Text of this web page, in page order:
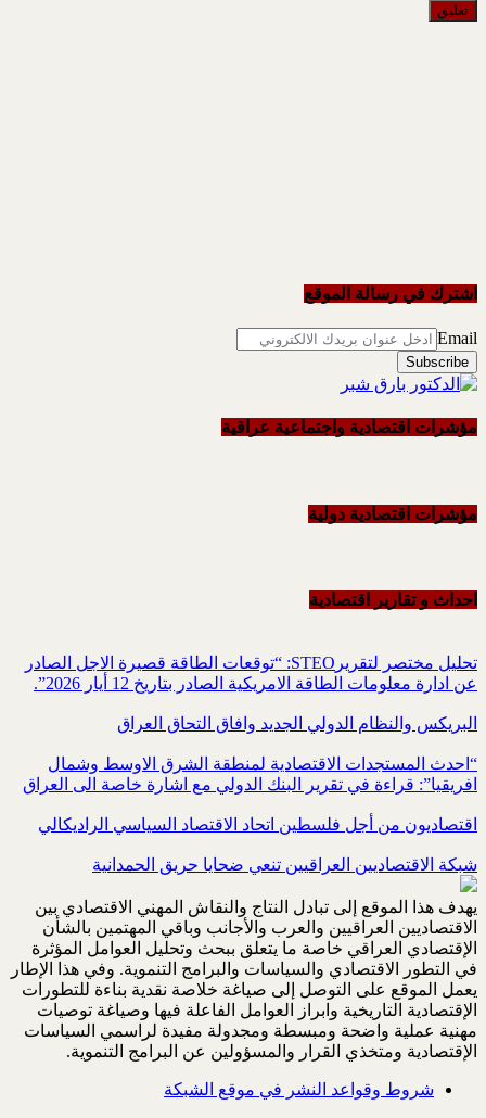
اشترك في رسالة الموقع
Email
مؤشرات اقتصادية واجتماعية عراقية
مؤشرات اقتصادية دولية
احداث و تقاریر اقتصادیة
تحليل مختصر لتقريرSTEO‏: “توقعات الطاقة قصيرة الاجل الصادر
عن ادارة معلومات الطاقة الامريكية ‏الصادر بتاريخ 12 أيار 2026”.‏
البريكس والنظام الدولي الجديد وافاق التحاق العراق
“احدث المستجدات الاقتصادية لمنطقة الشرق الاوسط وشمال
افريقيا”: قراءة في تقرير البنك الدولي مع اشارة خاصة الى العراق
اقتصاديون من أجل فلسطين اتحاد الاقتصاد السياسي الراديكالي
شبكة الاقتصاديين العراقيين تنعي ضحايا حريق الحمدانية
يهدف هذا الموقع إلى تبادل النتاج والنقاش المهني الاقتصادي بين
الاقتصاديين العراقيين والعرب والأجانب وباقي المهتمين بالشأن
الإقتصادي العراقي خاصة ما يتعلق ببحث وتحليل العوامل المؤثرة
في التطور الاقتصادي والسياسات والبرامج التنموية. وفي هذا الإطار
يعمل الموقع على التوصل إلى صياغة خلاصة نقدية بناءة للتطورات
الإقتصادية التاريخية وابراز العوامل الفاعلة فيها وصياغة توصيات
مهنية عملية واضحة ومبسطة ومجدولة مفيدة لراسمي السياسات
الإقتصادية ومتخذي القرار والمسؤولين عن البرامج التنموية.
شروط وقواعد النشر في موقع الشبكة